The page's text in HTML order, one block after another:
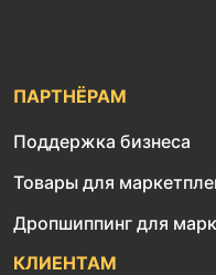
ПАРТНЁРАМ
Поддержка бизнеса
Товары для
Дропшиппинг для
КЛИЕНТАМ